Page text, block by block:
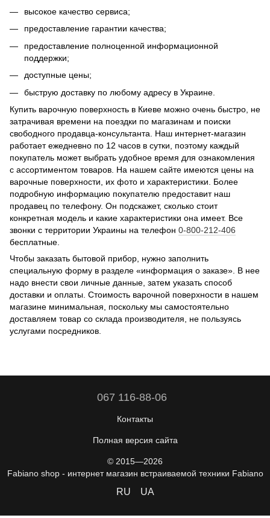
высокое качество сервиса;
предоставление гарантии качества;
предоставление полноценной информационной
поддержки;
доступные цены;
быструю доставку по любому адресу в Украине.
Купить варочную поверхность в Киеве можно очень быстро, не
затрачивая времени на поездки по магазинам и поиски
свободного продавца-консультанта. Наш интернет-магазин
работает ежедневно по 12 часов в сутки, поэтому каждый
покупатель может выбрать удобное время для ознакомления
с ассортиментом товаров. На нашем сайте имеются цены на
варочные поверхности, их фото и характеристики. Более
подробную информацию покупателю предоставит наш
продавец по телефону. Он подскажет, сколько стоит
конкретная модель и какие характеристики она имеет. Все
звонки с территории Украины на телефон 0-800-212-406
бесплатные.
Чтобы заказать бытовой прибор, нужно заполнить
специальную форму в разделе «информация о заказе». В нее
надо внести свои личные данные, затем указать способ
доставки и оплаты. Стоимость варочной поверхности в нашем
магазине минимальная, поскольку мы самостоятельно
доставляем товар со склада производителя, не пользуясь
услугами посредников.
067 116-88-06
Контакты
Полная версия сайта
© 2015—2026
Fabiano shop - интернет магазин встраиваемой техники Fabiano
RU UA